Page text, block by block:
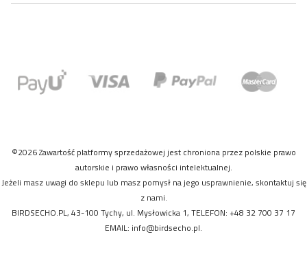
©2026 Zawartość platformy sprzedażowej jest chroniona przez polskie prawo
autorskie i prawo własności intelektualnej.
Jeżeli masz uwagi do sklepu lub masz pomysł na jego usprawnienie, skontaktuj się
z nami.
BIRDSECHO.PL, 43-100 Tychy, ul. Mysłowicka 1, TELEFON: +48 32 700 37 17
EMAIL: info@birdsecho.pl.